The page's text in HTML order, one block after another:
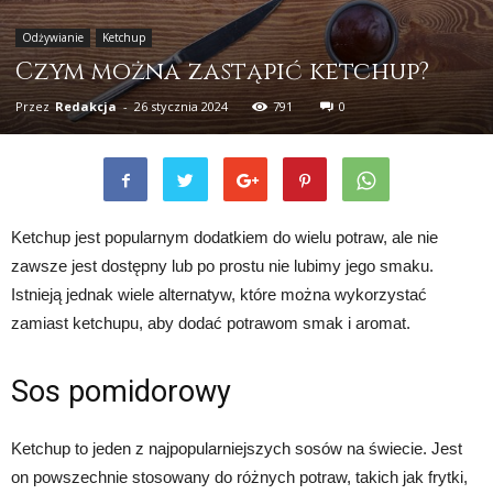
Odżywianie Ketchup
Czym można zastąpić ketchup?
Przez Redakcja - 26 stycznia 2024 791 0
Ketchup jest popularnym dodatkiem do wielu potraw, ale nie
zawsze jest dostępny lub po prostu nie lubimy jego smaku.
Istnieją jednak wiele alternatyw, które można wykorzystać
zamiast ketchupu, aby dodać potrawom smak i aromat.
Sos pomidorowy
Ketchup to jeden z najpopularniejszych sosów na świecie. Jest
on powszechnie stosowany do różnych potraw, takich jak frytki,